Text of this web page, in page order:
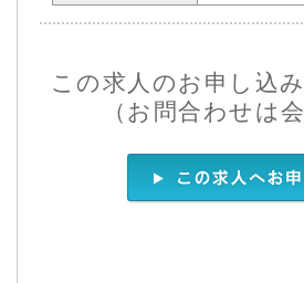
この求人のお申し込
（お問合わせは